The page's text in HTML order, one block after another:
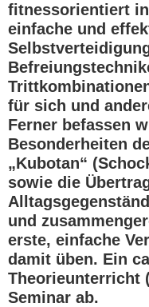
fitnessorientiert
einfache und
für sich und
Ferner befassen
Besonderheiten
„Kubotan“
sowie die
und
erste, einfache
damit üben. Ein
Theorieunterricht
Seminar ab.